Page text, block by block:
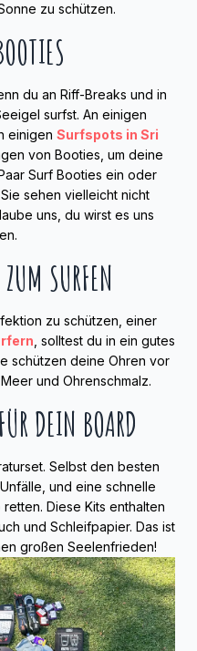
zu schützen.
du an Riff-Breaks und in
surfst. An einigen
einigen Surfspots in Sri
von Booties, um deine
Surf Booties ein oder
sehen vielleicht nicht
uns, du wirst es uns
SURFEN
zu schützen, einer
, solltest du in ein gutes
schützen deine Ohren vor
und Ohrenschmalz.
DEIN BOARD
Selbst den besten
und eine schnelle
Diese Kits enthalten
und Schleifpapier. Das ist
großen Seelenfrieden!